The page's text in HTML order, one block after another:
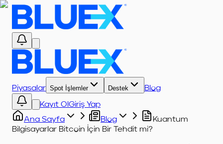
Piyasalar Spot İşlemler Destek Blog
Kayıt Ol Giriş Yap
Ana Sayfa
Blog
Kuantum
Bilgisayarlar Bitcoin İçin Bir Tehdit mi?